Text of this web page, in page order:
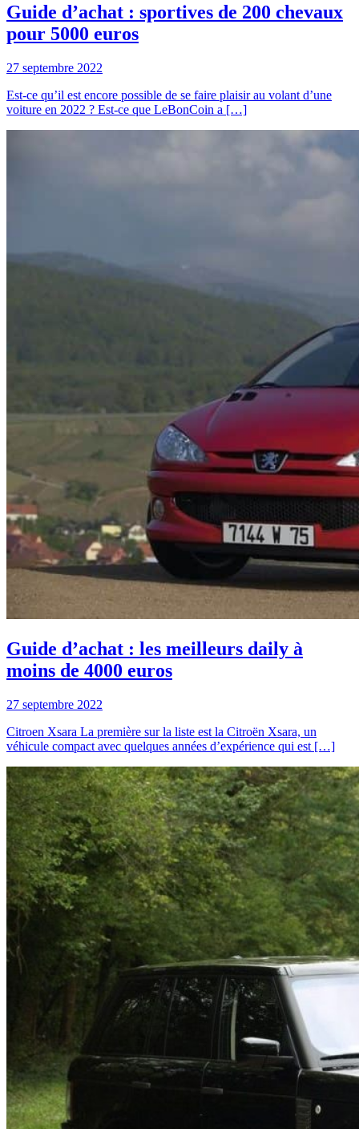
Guide d’achat : sportives de 200 chevaux
pour 5000 euros
27 septembre 2022
Est-ce qu’il est encore possible de se faire plaisir au volant d’une
voiture en 2022 ? Est-ce que LeBonCoin a […]
Guide d’achat : les meilleurs daily à
moins de 4000 euros
27 septembre 2022
Citroen Xsara La première sur la liste est la Citroën Xsara, un
véhicule compact avec quelques années d’expérience qui est […]